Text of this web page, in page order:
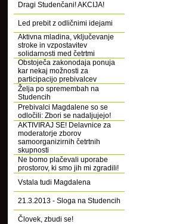
Dragi Studenčani! AKCIJA!
Led prebit z odličnimi idejami
Aktivna mladina, vključevanje
stroke in vzpostavitev
solidarnosti med četrtmi
Obstoječa zakonodaja ponuja
kar nekaj možnosti za
participacijo prebivalcev
Želja po spremembah na
Studencih
Prebivalci Magdalene so se
odločili: Zbori se nadaljujejo!
AKTIVIRAJ SE! Delavnice za
moderatorje zborov
samoorganizirnih četrtnih
skupnosti
Ne bomo plačevali uporabe
prostorov, ki smo jih mi zgradili!
Vstala tudi Magdalena
21.3.2013 - Sloga na Studencih
Človek, zbudi se!